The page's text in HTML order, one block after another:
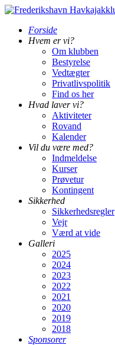
Forside
Hvem er vi?
Om klubben
Bestyrelse
Vedtægter
Privatlivspolitik
Find os her
Hvad laver vi?
Aktiviteter
Rovand
Kalender
Vil du være med?
Indmeldelse
Kurser
Prøvetur
Kontingent
Sikkerhed
Sikkerhedsregler
Vejr
Værd at vide
Galleri
2025
2024
2023
2022
2021
2020
2019
2018
Sponsorer